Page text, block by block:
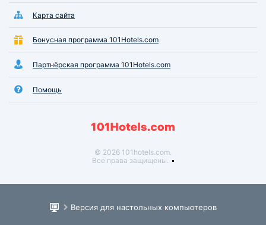
Карта сайта
Бонусная программа 101Hotels.com
Партнёрская программа 101Hotels.com
Помощь
© 2026 101hotels.com.
Все права защищены.
Версия для настольных компьютеров